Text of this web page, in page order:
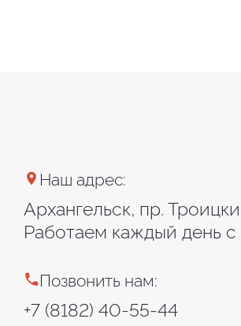
Наш адрес:
Архангельск, пр.
Работаем каждый день
Позвонить нам:
+7 (8182) 40-55-44